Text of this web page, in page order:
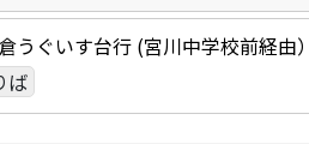
うぐいす台行 (宮川中学校前経由）
ば